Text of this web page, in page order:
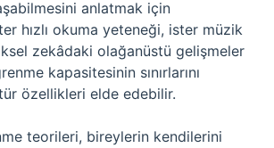
anlatmak için
hızlı okuma yeteneği, ister müzik
zekâdaki olağanüstü gelişmeler
kapasitesinin sınırlarını
özellikleri elde edebilir.
teorileri, bireylerin kendilerini